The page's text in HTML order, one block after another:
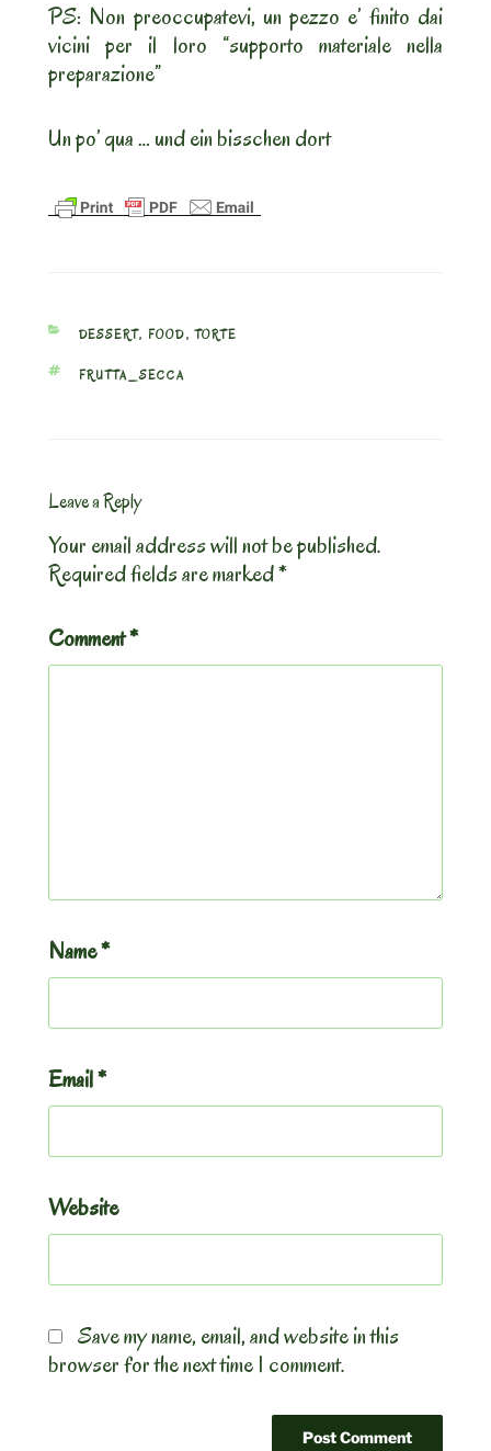
PS: Non preoccupatevi, un pezzo e’ finito dai
vicini per il loro “supporto materiale nella
preparazione”
Un po’ qua … und ein bisschen dort
CATEGORIES
DESSERT, FOOD,TORTE
TAGS
FRUTTA_SECCA
Leave a Reply
Your email address will not be published.
Required fields are marked*
Comment*
Name*
Email*
Website
Save my name, email, and website in this
browser for the next time I comment.